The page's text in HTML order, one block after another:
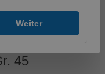
Weiter
45